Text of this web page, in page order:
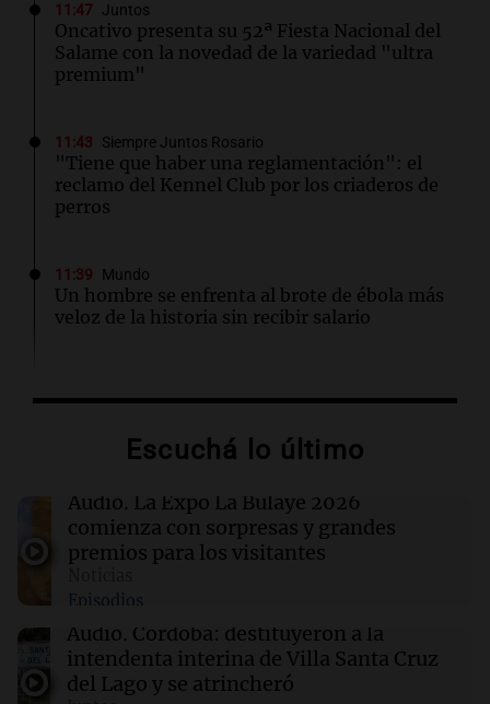
11:47 Juntos
Oncativo presenta su 52ª Fiesta Nacional del
Salame con la novedad de la variedad "ultra
premium"
11:43 Siempre Juntos Rosario
"Tiene que haber una reglamentación": el
reclamo del Kennel Club por los criaderos de
perros
11:39 Mundo
Un hombre se enfrenta al brote de ébola más
veloz de la historia sin recibir salario
Una joven vivió un aterrador momento en un
frente a ella
Mundo
El padre Paul, sacerdote suspendido, usa el
calipso para abordar temas sociales y
11:32 Sociedad
Buscan a un kitesurfista de 32 años que
desapareció en una laguna de Santa Fe
Escuchá lo último
Audio. La Expo La Bulaye 2026
comienza con sorpresas y grandes
premios para los visitantes
Episodios
Audio. Córdoba: destituyeron a la
intendenta interina de Villa Santa Cruz
del Lago y se atrincheró